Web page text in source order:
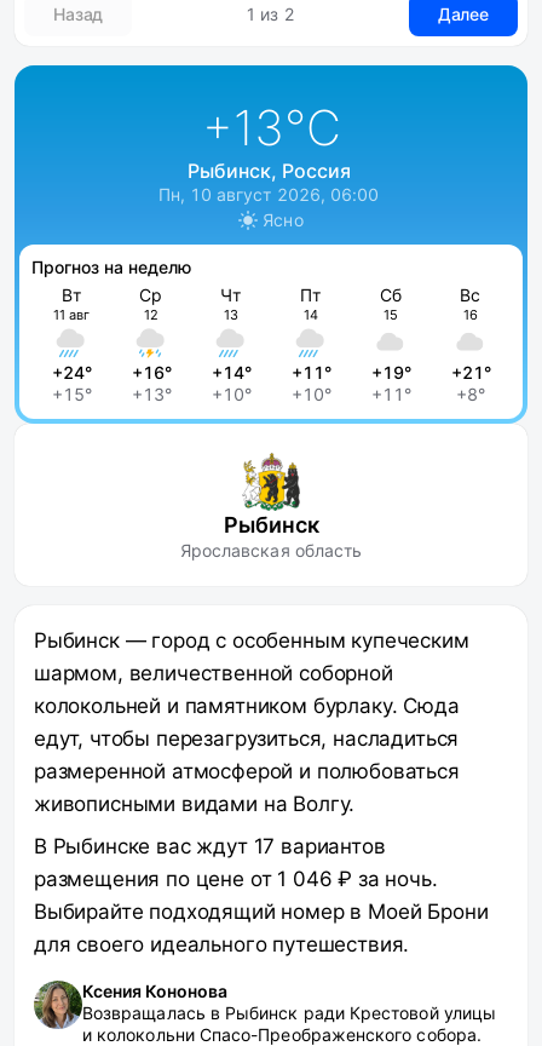
Назад 1 из 2 Далее
+13°C
Рыбинск, Россия
Пн, 10 август 2026, 06:00
Ясно
Прогноз на неделю
Вт
11 авг
+24°
+15°
Ср
12
+16°
+13°
Чт
13
+14°
+10°
Пт
14
+11°
+10°
Сб
15
+19°
+11°
Вс
16
+21°
+8°
Рыбинск
Ярославская область
Рыбинск — город с особенным купеческим
шармом, величественной соборной
колокольней и памятником бурлаку. Сюда
едут, чтобы перезагрузиться, насладиться
размеренной атмосферой и полюбоваться
живописными видами на Волгу.
В Рыбинске вас ждут 17 вариантов
размещения по цене от 1 046 ₽ за ночь.
Выбирайте подходящий номер в Моей Брони
для своего идеального путешествия.
Ксения Кононова
Возвращалась в Рыбинск ради Крестовой улицы
и колокольни Спасо-Преображенского собора.